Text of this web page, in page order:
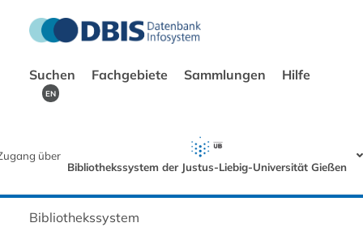
Suchen Fachgebiete Sammlungen Hilfe
EN
über
Bibliothekssystem der Justus-Liebig-Universität Gießen
Bibliothekssystem